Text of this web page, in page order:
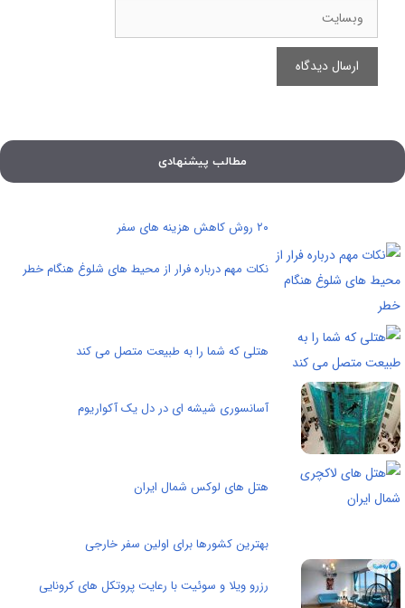
وبسایت
مطالب پیشنهادی
۲۰ روش کاهش هزینه های سفر
نکات مهم درباره فرار از محیط های شلوغ هنگام خطر
هتلی که شما را به طبیعت متصل می کند
آسانسوری شیشه ای در دل یک آکواریوم
هتل های لوکس شمال ایران
بهترین کشورها برای اولین سفر خارجی
رزرو ویلا و سوئیت با رعایت پروتکل های کرونایی